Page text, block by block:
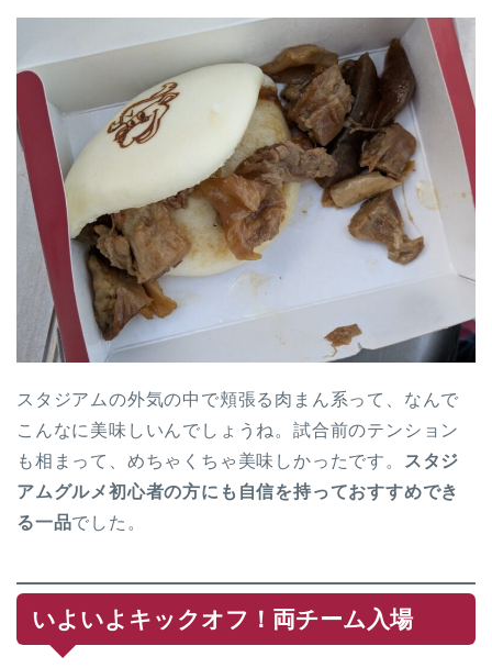
スタジアムの外気の中で頬張る肉まん系って、なんで
こんなに美味しいんでしょうね。試合前のテンション
も相まって、めちゃくちゃ美味しかったです。
スタジ
アムグルメ初心者の方にも自信を持っておすすめでき
る一品でした。
いよいよキックオフ！両チーム入場